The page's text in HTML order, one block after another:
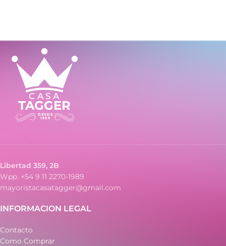
Libertad 359, 2B
Wpp. +54 9 11 2270-1989
mayoristacasatagger@gmail.com
INFORMACION LEGAL
Contacto
Como Comprar